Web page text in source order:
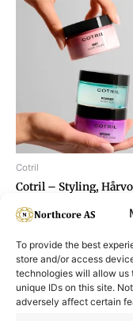
To provide the best
store and/or access
technologies will allow us
unique IDs on this site.
adversely affect certain
Cotril
Cotril – Styling,
Testpakke
Informasjon